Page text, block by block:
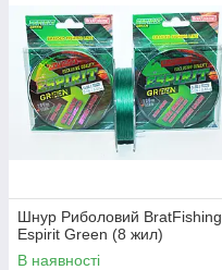
Шнур Риболовий BratFishing
Espirit Green (8 жил)
В наявності